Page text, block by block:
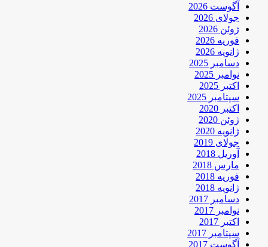
آگوست 2026
جولای 2026
ژوئن 2026
فوریه 2026
ژانویه 2026
دسامبر 2025
نوامبر 2025
اکتبر 2025
سپتامبر 2025
اکتبر 2020
ژوئن 2020
ژانویه 2020
جولای 2019
آوریل 2018
مارس 2018
فوریه 2018
ژانویه 2018
دسامبر 2017
نوامبر 2017
اکتبر 2017
سپتامبر 2017
آگوست 2017